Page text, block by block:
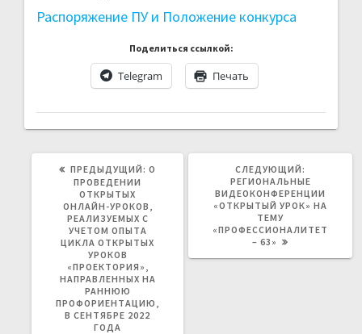
Распоряжение ПУ и Положение конкурса
Поделиться ссылкой:
Telegram Печать
ПРЕДЫДУЩИЙ: ПРЕДЫДУЩАЯ
О
ПРОВЕДЕНИИ
ОТКРЫТЫХ
ОНЛАЙН-УРОКОВ,
РЕАЛИЗУЕМЫХ С
УЧЕТОМ ОПЫТА
ЦИКЛА ОТКРЫТЫХ
УРОКОВ
«ПРОЕКТОРИЯ»,
НАПРАВЛЕННЫХ НА
РАННЮЮ
ПРОФОРИЕНТАЦИЮ,
В СЕНТЯБРЕ 2022
ГОДА
СЛЕДУЮЩИЙ:
ЗАПИСЬ:
РЕГИОНАЛЬНЫЕ
ВИДЕОКОНФЕРЕНЦИИ
«ОТКРЫТЫЙ УРОК» НА
ТЕМУ
«ПРОФЕССИОНАЛИТЕТ
– 63»